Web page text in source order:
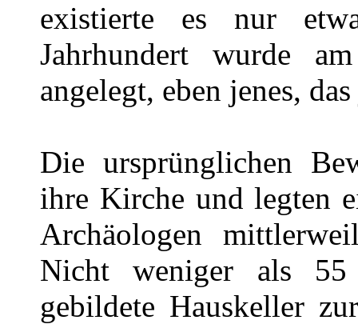
existierte es nur
Jahrhundert wurde
angelegt, eben jenes,
Die ursprünglichen
ihre Kirche und legten
Archäologen
Nicht weniger als 55
gebildete Hauskeller